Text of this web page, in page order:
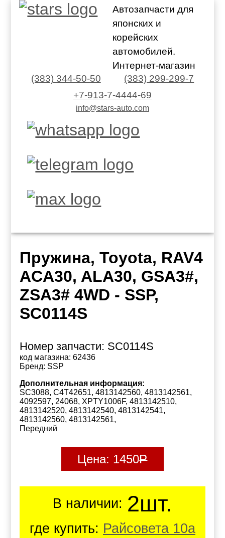
Автозапчасти для
японских и
корейских
автомобилей.
Интернет-магазин
(383) 344-50-50
(383) 299-299-7
+7-913-7-4444-69
info@stars-auto.com
Пружина, Toyota, RAV4
ACA30, ALA30, GSA3#,
ZSA3# 4WD - SSP,
SC0114S
Номер запчасти: SC0114S
код магазина: 62436
Бренд: SSP
Дополнительная информация:
SC3088, C4T42651, 4813142560, 4813142561,
4092597, 24068, XPTY1006F, 4813142510,
4813142520, 4813142540, 4813142541,
4813142560, 4813142561,
Передний
Цена: 1450Р
В наличии: 2шт.
где купить: Райсовета 10а